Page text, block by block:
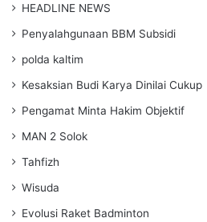
HEADLINE NEWS
Penyalahgunaan BBM Subsidi
polda kaltim
Kesaksian Budi Karya Dinilai Cukup
Pengamat Minta Hakim Objektif
MAN 2 Solok
Tahfizh
Wisuda
Evolusi Raket Badminton